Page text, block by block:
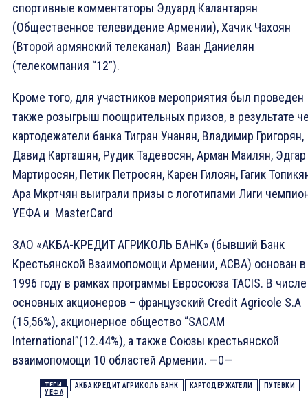
спортивные комментаторы Эдуард Калантарян
(Общественное телевидение Армении), Хачик Чахоян
(Второй армянский телеканал) Ваан Даниелян
(телекомпания “12”).
Кроме того, для участников мероприятия был проведен
также розыгрыш поощрительных призов, в результате
картодежатели банка Тигран Унанян, Владимир Григорян,
Давид Карташян, Рудик Тадевосян, Арман Маилян, Эдгар
Мартиросян, Петик Петросян, Карен Гилоян, Гагик
Ара Мкртчян выиграли призы с логотипами Лиги
УЕФА и MasterCard
ЗАО «АКБА-КРЕДИТ АГРИКОЛЬ БАНК» (бывший Банк
Крестьянской Взаимопомощи Армении, ACBA) основан в
1996 году в рамках программы Евросоюза TACIS. В числе
основных акционеров – французский Credit Agricole S.A
(15,56%), акционерное общество “SACAM
International”(12.44%), а также Союзы крестьянской
взаимопомощи 10 областей Армении. —0—
ТЕГИ АКБА КРЕДИТ АГРИКОЛЬ БАНК КАРТОДЕРЖАТЕЛИ
ПУТЕВКИ
УЕФА